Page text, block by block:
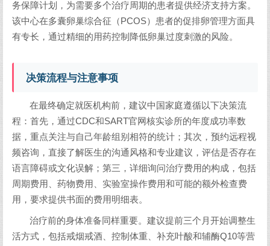
务保障计划，为需要多个治疗周期的患者提供经济支持方案。
该中心在多囊卵巢综合征（PCOS）患者的促排卵管理方面具
有专长，通过精细的用药控制降低卵巢过度刺激的风险。
决策流程与注意事项
在最终确定就医机构前，建议中国家庭遵循以下决策流
程：首先，通过CDC和SART官网核实诊所的年度成功率数
据，重点关注与自己年龄组别相符的统计；其次，预约远程视
频咨询，直接了解医生的沟通风格和专业建议，评估是否存在
语言障碍或文化误解；第三，详细询问治疗费用的构成，包括
周期费用、药物费用、实验室操作费用和可能的额外检查费
用，要求提供书面的费用明细表。
治疗前的身体准备同样重要。建议提前三个月开始调整生
活方式，包括戒烟戒酒、控制体重、补充叶酸和辅酶Q10等营